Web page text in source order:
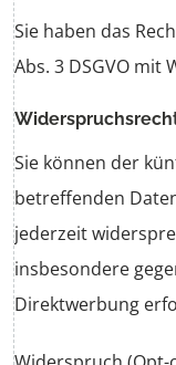
Sie haben das
Abs. 3 DSGVO
Sie können der
betreffenden
jederzeit
insbesondere
Direktwerbung